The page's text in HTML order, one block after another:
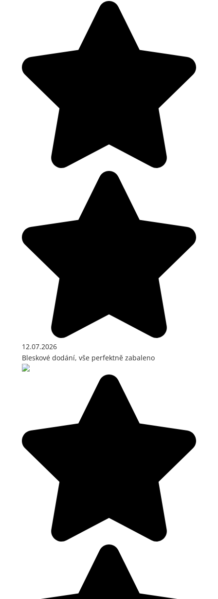
12.07.2026
Bleskové dodání, vše perfektně zabaleno